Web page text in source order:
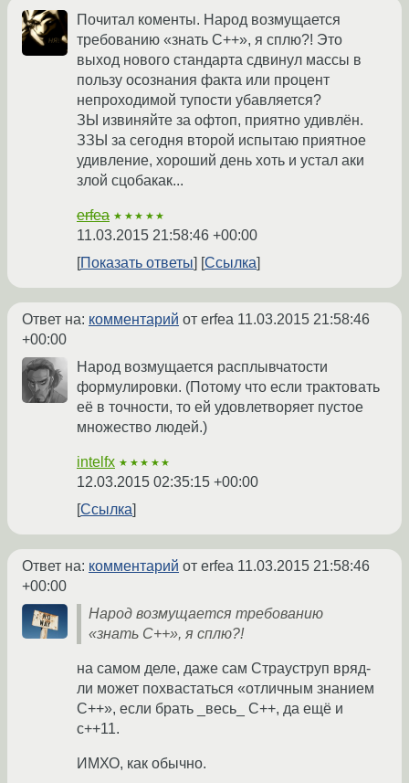
Почитал коменты. Народ возмущается
требованию «знать C++», я сплю?! Это
выход нового стандарта сдвинул массы в
пользу осознания факта или процент
непроходимой тупости убавляется?
ЗЫ извиняйте за офтоп, приятно удивлён.
ЗЗЫ за сегодня второй испытаю приятное
удивление, хороший день хоть и устал аки
злой сцобакак...
erfea ★★★★★
11.03.2015 21:58:46 +00:00
Показать ответы
Ссылка
Ответ на: комментарий от erfea 11.03.2015 21:58:46
+00:00
Народ возмущается расплывчатости
формулировки. (Потому что если трактовать
её в точности, то ей удовлетворяет пустое
множество людей.)
intelfx ★★★★★
12.03.2015 02:35:15 +00:00
Ссылка
Ответ на: комментарий от erfea 11.03.2015 21:58:46
+00:00
Народ возмущается требованию
«знать C++», я сплю?!
на самом деле, даже сам Страуструп вряд-
ли может похвастаться «отличным знанием
C++», если брать _весь_ C++, да ещё и
c++11.
ИМХО, как обычно.